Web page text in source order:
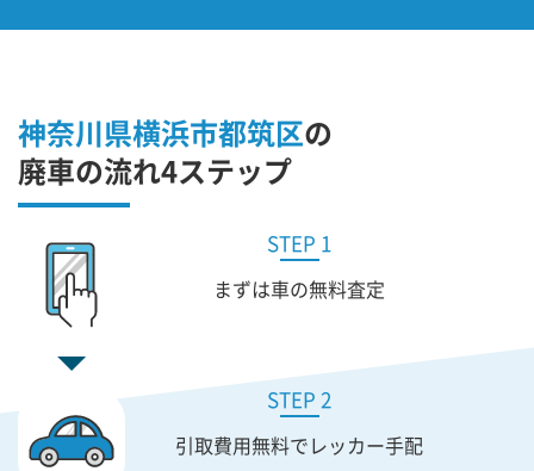
神奈川県横浜市都筑区の
廃車の流れ4ステップ
STEP 1
まずは車の無料査定
STEP 2
引取費用無料でレッカー手配